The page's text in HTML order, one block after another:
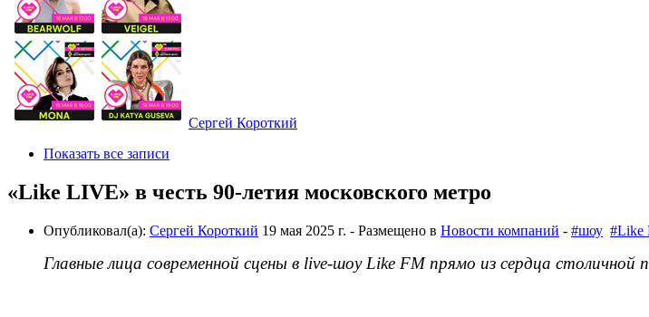
Сергей Короткий
Показать все записи
«Like LIVE» в честь 90-летия московского метро
Опубликовал(а): Сергей Короткий 19 мая 2025 г. - Размещено в Новости компаний - #шоу #Like
Главные лица современной сцены в live-шоу Like FM прямо из сердца столичной